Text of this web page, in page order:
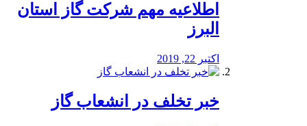
️اطلاعیه مهم شرکت گاز استان
البرز
اکتبر 22, 2019
خبر تخلف در انشعاب گاز